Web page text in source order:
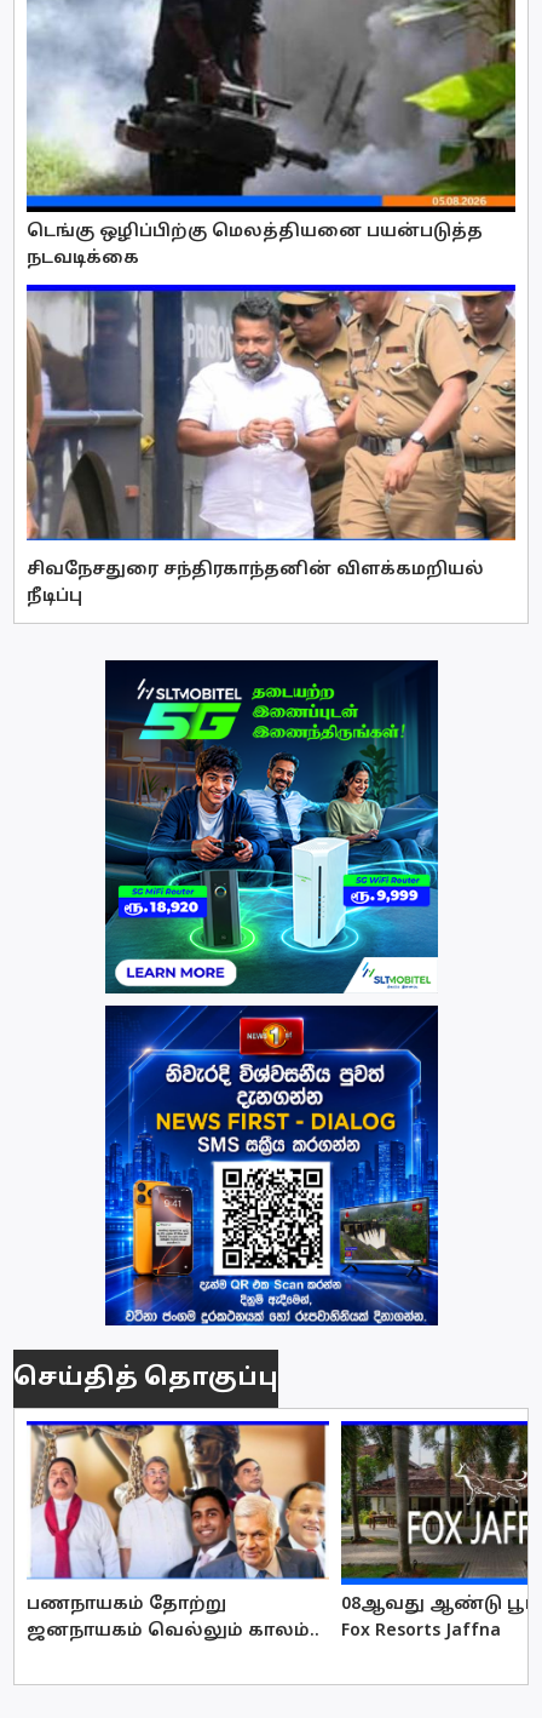
டெங்கு ஒழிப்பிற்கு மெலத்தியனை பயன்படுத்த
நடவடிக்கை
சிவநேசதுரை சந்திரகாந்தனின் விளக்கமறியல்
நீடிப்பு
செய்தித் தொகுப்பு
பணநாயகம் தோற்று
ஜனநாயகம் வெல்லும் காலம்..
08ஆவது ஆண்டு
Fox Resorts Jaffna